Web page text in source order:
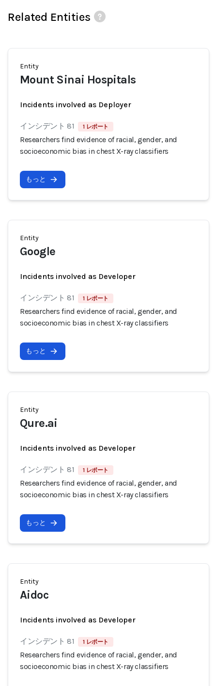
Related Entities
Entity
Mount Sinai Hospitals
Incidents involved as Deployer
インシデント 81 1 レポート
Researchers find evidence of racial, gender, and
socioeconomic bias in chest X-ray classifiers
もっと
Entity
Google
Incidents involved as Developer
インシデント 81 1 レポート
Researchers find evidence of racial, gender, and
socioeconomic bias in chest X-ray classifiers
もっと
Entity
Qure.ai
Incidents involved as Developer
インシデント 81 1 レポート
Researchers find evidence of racial, gender, and
socioeconomic bias in chest X-ray classifiers
もっと
Entity
Aidoc
Incidents involved as Developer
インシデント 81 1 レポート
Researchers find evidence of racial, gender, and
socioeconomic bias in chest X-ray classifiers